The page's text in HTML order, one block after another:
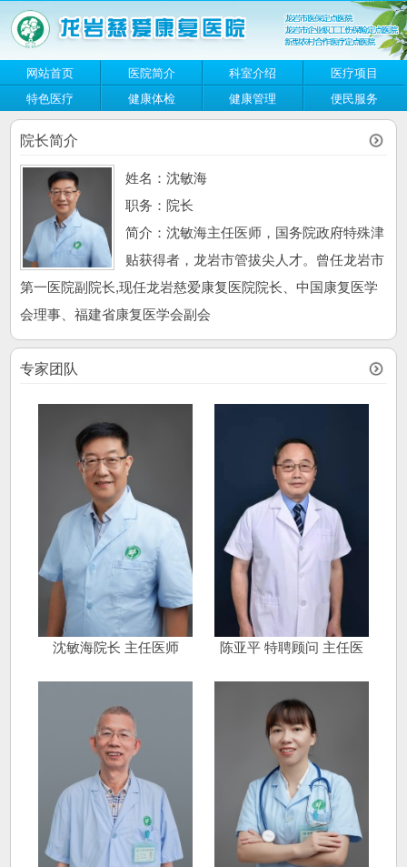
网站首页 医院简介 科室介绍
医疗项目
特色医疗
健康体检 健康管理 便民服务
院长简介
姓名：沈敏海
职务：院长
简介：沈敏海主任医师，国务院政府特殊津
贴获得者，龙岩市管拔尖人才。曾任龙岩市
第一医院副院长,现任龙岩慈爱康复医院院长、中国康复医学
会理事、福建省康复医学会副会
专家团队
沈敏海院长 主任医师
陈亚平 特聘顾问 主任医